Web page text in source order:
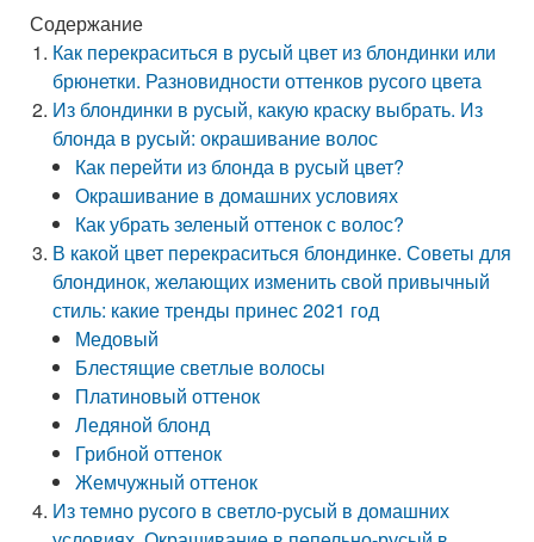
Содержание
Как перекраситься в русый цвет из блондинки или
брюнетки. Разновидности оттенков русого цвета
Из блондинки в русый, какую краску выбрать. Из
блонда в русый: окрашивание волос
Как перейти из блонда в русый цвет?
Окрашивание в домашних условиях
Как убрать зеленый оттенок с волос?
В какой цвет перекраситься блондинке. Советы для
блондинок, желающих изменить свой привычный
стиль: какие тренды принес 2021 год
Медовый
Блестящие светлые волосы
Платиновый оттенок
Ледяной блонд
Грибной оттенок
Жемчужный оттенок
Из темно русого в светло-русый в домашних